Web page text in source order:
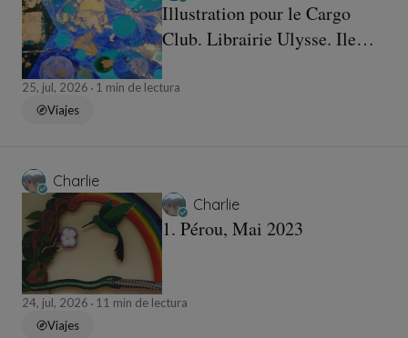
Illustration pour le Cargo
Club. Librairie Ulysse. Ile
25, jul, 2026
1 min de lectura
Viajes
Charlie
Charlie
1. Pérou, Mai 2023
24, jul, 2026
11 min de lectura
Viajes